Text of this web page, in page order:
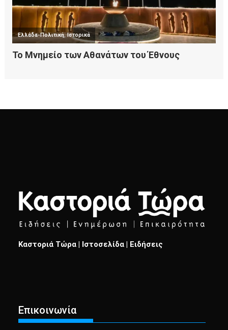
Καστοριά Τώρα | Ιστοσελίδα | Ειδήσεις
Επικοινωνία